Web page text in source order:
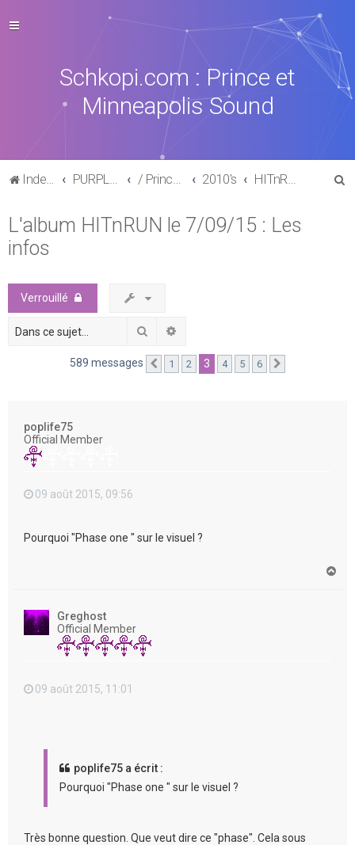
Schkopi.com : Prince et
Minneapolis Sound
Index du forum PURPLE MUSIC / Prince : La discographie officielle 2010's HITnRUN phase one (2015)
L'album HITnRUN le 7/09/15 : Les
infos
Verrouillé
Rechercher
589 messages Précédente
1 2 3 4 5 6
poplife75
Official Member
09 août 2015, 09:56
Pourquoi "Phase one " sur le visuel ?
Greghost
Official Member
09 août 2015, 11:01
poplife75 a écrit :
Pourquoi "Phase one " sur le visuel ?
Très bonne question. Que veut dire ce "phase". Cela sous